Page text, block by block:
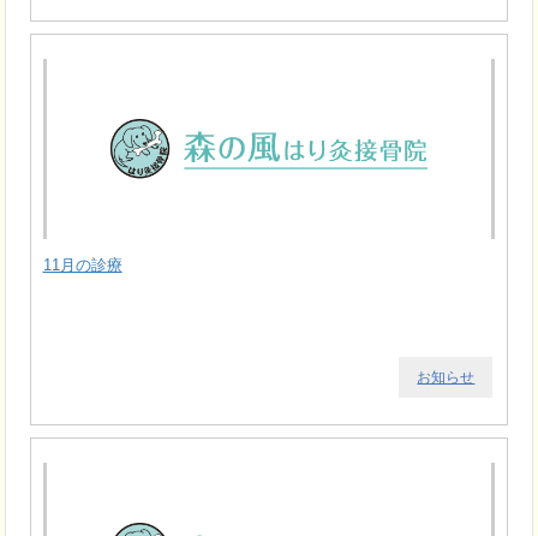
11月の診療
お知らせ